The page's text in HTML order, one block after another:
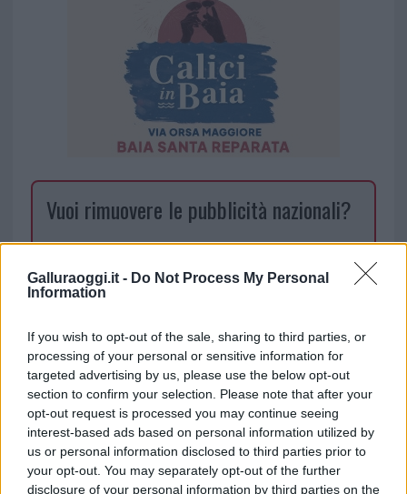
Galluraoggi.it - Do Not Process My Personal
Information
If you wish to opt-out of the sale, sharing to third parties, or
processing of your personal or sensitive information for
targeted advertising by us, please use the below opt-out
section to confirm your selection. Please note that after your
opt-out request is processed you may continue seeing
interest-based ads based on personal information utilized by
us or personal information disclosed to third parties prior to
your opt-out. You may separately opt-out of the further
disclosure of your personal information by third parties on the
Vuoi rimuovere le pubblicità nazionali?
cliccandoqui
Sei già abbonato?
Puoi effettuare l'accesso andando nella
sezioneLogindal menù del sito o
cliccandoqui
TEMI:
Chiusura Scuole Arzachena